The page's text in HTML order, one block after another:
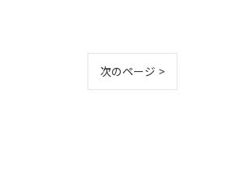
次のページ >